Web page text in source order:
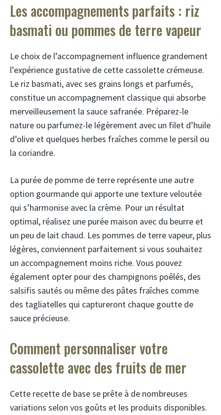
Les accompagnements parfaits : riz
basmati ou pommes de terre vapeur
Le choix de l’accompagnement influence grandement
l’expérience gustative de cette cassolette crémeuse.
Le riz basmati, avec ses grains longs et parfumés,
constitue un accompagnement classique qui absorbe
merveilleusement la sauce safranée. Préparez-le
nature ou parfumez-le légèrement avec un filet d’huile
d’olive et quelques herbes fraîches comme le persil ou
la coriandre.
La purée de pomme de terre représente une autre
option gourmande qui apporte une texture veloutée
qui s’harmonise avec la crème. Pour un résultat
optimal, réalisez une purée maison avec du beurre et
un peu de lait chaud. Les pommes de terre vapeur, plus
légères, conviennent parfaitement si vous souhaitez
un accompagnement moins riche. Vous pouvez
également opter pour des champignons poêlés, des
salsifis sautés ou même des pâtes fraîches comme
des tagliatelles qui captureront chaque goutte de
sauce précieuse.
Comment personnaliser votre
cassolette avec des fruits de mer
Cette recette de base se prête à de nombreuses
variations selon vos goûts et les produits disponibles.